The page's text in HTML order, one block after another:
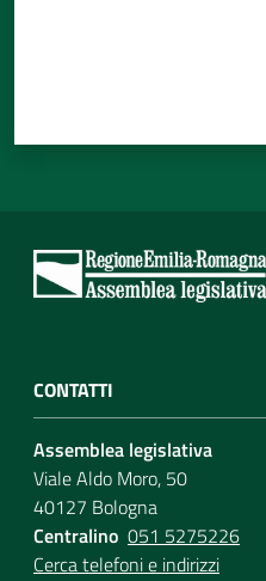
CONTATTI
Assemblea legislativa
Viale Aldo Moro, 50
40127 Bologna
Centralino 051 5275226
Cerca telefoni e indirizzi